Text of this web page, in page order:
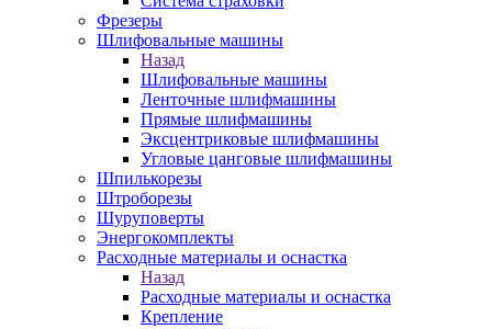
Фрезеры
Шлифовальные машины
Назад
Шлифовальные машины
Ленточные шлифмашины
Прямые шлифмашины
Эксцентриковые шлифмашины
Угловые цанговые шлифмашины
Шпилькорезы
Штроборезы
Шуруповерты
Энергокомплекты
Расходные материалы и оснастка
Назад
Расходные материалы и оснастка
Крепление